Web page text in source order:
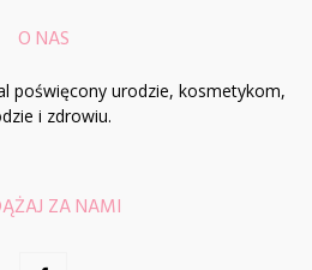
O NAS
poświęcony urodzie, kosmetykom,
i zdrowiu.
ZA NAMI